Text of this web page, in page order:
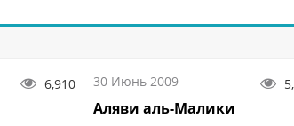
6,910 30 Июнь 2009
Аляви аль-Малики